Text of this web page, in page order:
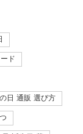
ド
日 通販 選び方